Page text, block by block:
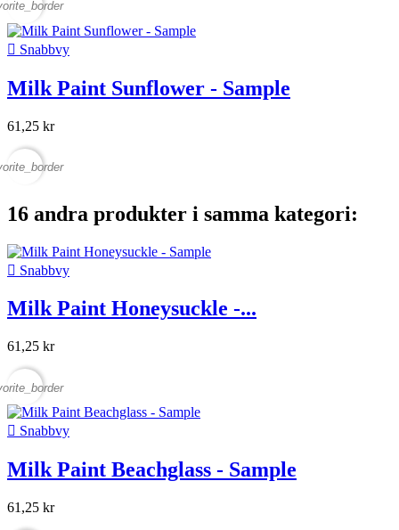
 Snabbvy
Milk Paint Sunflower - Sample
61,25 kr
16 andra produkter i samma kategori:
 Snabbvy
Milk Paint Honeysuckle -...
61,25 kr
 Snabbvy
Milk Paint Beachglass - Sample
61,25 kr